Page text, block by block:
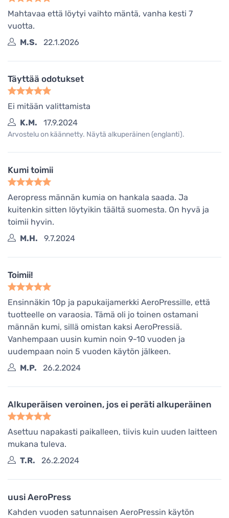
Mahtavaa että löytyi vaihto mäntä, vanha kesti 7
vuotta.
M.S.
22.1.2026
Täyttää odotukset
Ei mitään valittamista
K.M.
17.9.2024
Arvostelu on käännetty. Näytä alkuperäinen (englanti).
Kumi toimii
Aeropress männän kumia on hankala saada. Ja
kuitenkin sitten löytyikin täältä suomesta. On hyvä ja
toimii hyvin.
M.H.
9.7.2024
Toimii!
Ensinnäkin 10p ja papukaijamerkki AeroPressille, että
tuotteelle on varaosia. Tämä oli jo toinen ostamani
männän kumi, sillä omistan kaksi AeroPressiä.
Vanhempaan uusin kumin noin 9-10 vuoden ja
uudempaan noin 5 vuoden käytön jälkeen.
M.P.
26.2.2024
Alkuperäisen veroinen, jos ei peräti alkuperäinen
Asettuu napakasti paikalleen, tiivis kuin uuden laitteen
mukana tuleva.
T.R.
26.2.2024
uusi AeroPress
Kahden vuoden satunnaisen AeroPressin käytön